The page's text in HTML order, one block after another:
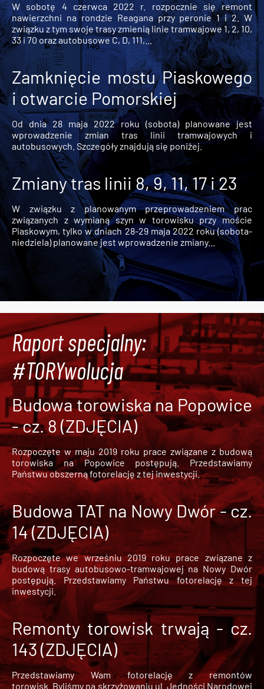
W sobotę 4 czerwca 2022 r. rozpocznie się remont
nawierzchni na rondzie Reagana przy peronie 1 i 2. W
związku z tym swoje trasy zmienią linie tramwajowe 1, 2, 10,
33 i 70 oraz autobusowe C, D, 111,...
Zamknięcie mostu Piaskowego
i otwarcie Pomorskiej
Od dnia 28 maja 2022 roku (sobota) planowane jest
wprowadzenie zmian tras linii tramwajowych i
autobusowych. Szczegóły znajdują się poniżej.
Zmiany tras linii 8, 9, 11, 17 i 23
W związku z planowanym przeprowadzeniem prac
związanych z wymianą szyn w torowisku przy moście
Piaskowym, tylko w dniach 28-29 maja 2022 roku (sobota-
niedziela) planowane jest wprowadzenie zmiany...
Raport specjalny:
#TORYwolucja
Budowa torowiska na Popowice
- cz. 8 (ZDJĘCIA)
Rozpoczęte w maju 2019 roku prace związane z budową
torowiska na Popowice
postępują. Przedstawiamy
Państwu obszerną fotorelację z tej inwestycji.
Budowa TAT na Nowy Dwór - cz.
14 (ZDJĘCIA)
Rozpoczęte we wrześniu 2019 roku prace związane z
budową trasy autobusowo-tramwajowej na Nowy Dwór
postępują. Przedstawiamy Państwu fotorelację z tej
inwestycji.
Remonty torowisk trwają - cz.
143 (ZDJĘCIA)
Przedstawiamy Wam fotorelację z remontów
torowisk. Byliśmy na skrzyżowaniu ul. Jedności Narodowej